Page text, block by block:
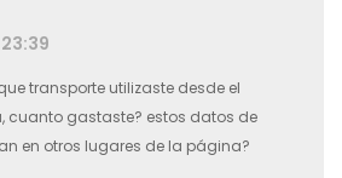
transporte utilizaste desde el
cuanto gastaste? estos datos de
en otros lugares de la página?